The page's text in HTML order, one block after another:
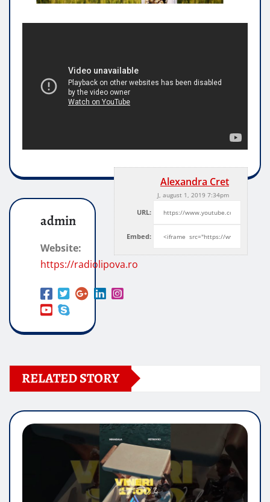
Alexandra Cret
J, august 1, 2019 7:34pm
URL:
Embed:
admin
Website:
https://radiolipova.ro
RELATED STORY